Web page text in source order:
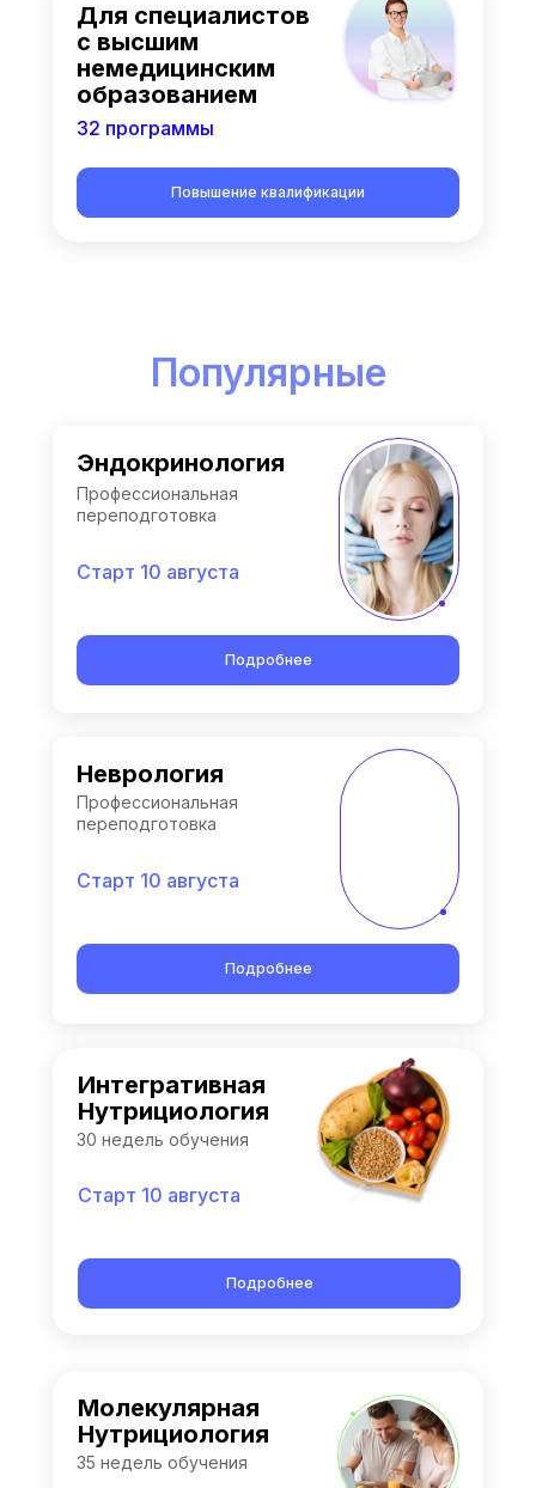
Для специалистов
с высшим
немедицинским
образованием
Повышение квалификации
32 программы
Популярные
курсы
Интегративная
Нутрициология
Старт 10 августа
Подробнее
30 недель обучения
Эндокринология
Старт 10 августа
Подробнее
Профессиональная
переподготовка
Неврология
Старт 10 августа
Подробнее
Профессиональная
переподготовка
Молекулярная
Нутрициология
35 недель обучения